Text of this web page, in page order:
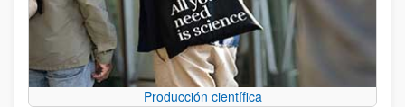
Producción científica